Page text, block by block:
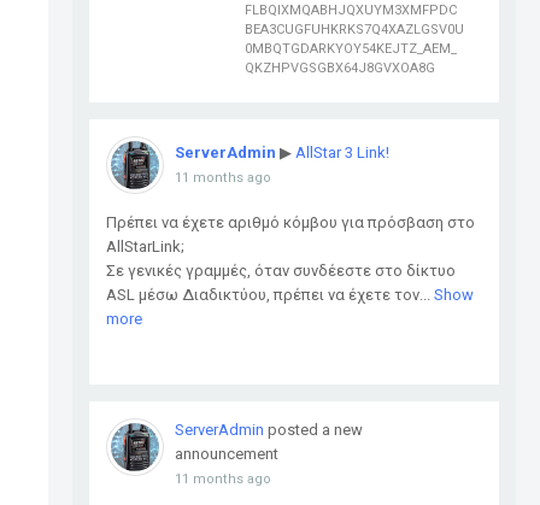
FLBQIXMQABHJQXUYM3XMFPDC
BEA3CUGFUHKRKS7Q4XAZLGSV0U
0MBQTGDARKYOY54KEJTZ_AEM_
QKZHPVGSGBX64J8GVXOA8G
ServerAdmin ▶ AllStar 3 Link!
11 months ago
Πρέπει να έχετε αριθμό κόμβου για πρόσβαση στο
AllStarLink;
Σε γενικές γραμμές, όταν συνδέεστε στο δίκτυο
ASL μέσω Διαδικτύου, πρέπει να έχετε τον...
Show
more
ServerAdmin posted a new
announcement
11 months ago